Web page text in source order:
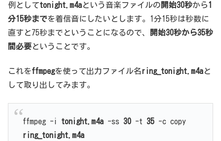
例としてtonight.m4aという音楽ファイルの開始30秒から1
分15秒までを着信音にしたいとします。1分15秒は秒数に
直すと75秒までということになるので、
開始30秒から35秒
間必要ということです。
これをffmpegを使って出力ファイル名ring_tonight.m4aと
して取り出してみます。
ffmpeg -i tonight.m4a-ss 30-t 35-c copy
ring_tonight.m4a